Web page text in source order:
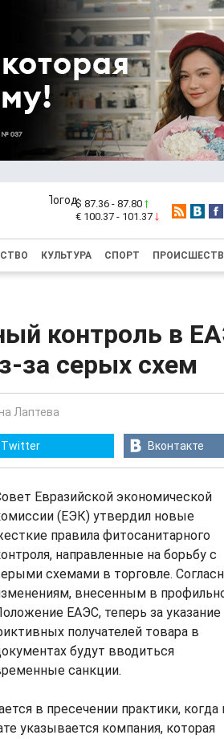
$ 87.36 - 87.80
€ 100.37 - 101.37
КУЛЬТУРА СПОРТ
контроль в
за серых схем
Лаптева
Twitter Вконтакте
Евразийской экономической
(ЕЭК) утвердил новые
правила фитосанитарного
направленные на борьбу с
схемами в торговле.
внесенным в
ЕАЭС, теперь за указание
получателей товара в
будут вводиться
санкции.
в пресечении практики, когда
указывается компания, которая